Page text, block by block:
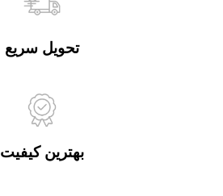
تحویل سریع
بهترین کیفیت